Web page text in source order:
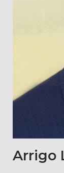
Arrigo